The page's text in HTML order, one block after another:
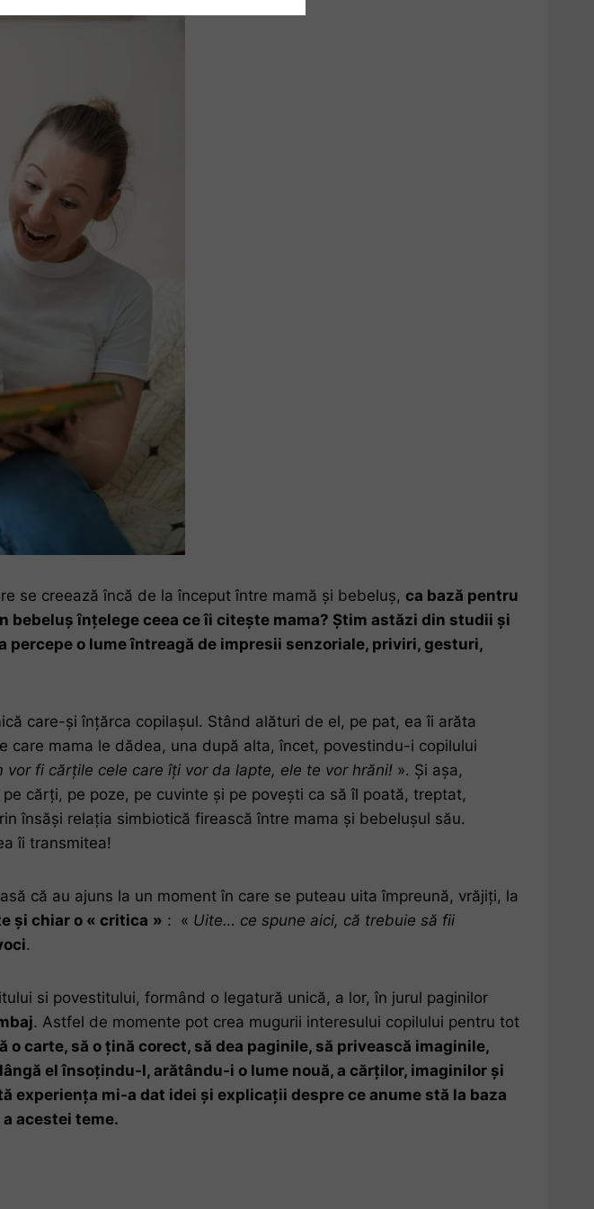
se creează încă de la început între mamă și bebeluș, ca bază pentru
înțelege ceea ce îi citește mama? Știm astăzi din studii și
o lume întreagă de impresii senzoriale, priviri, gesturi,
care-și înțărca copilașul. Stând alături de el, pe pat, ea îi arăta
care mama le dădea, una după alta, încet, povestindu-i copilului
vor fi cărțile cele care îți vor da lapte, ele te vor hrăni! ». Și așa,
cărți, pe poze, pe cuvinte și pe povești ca să îl poată, treptat,
însăși relația simbiotică firească între mama și bebelușul său.
îi transmitea!
că au ajuns la un moment în care se puteau uita împreună, vrăjiți, la
și chiar o « critica » : « Uite… ce spune aici, că trebuie să fii
.
si povestitului, formând o legatură unică, a lor, în jurul paginilor
. Astfel de momente pot crea mugurii interesului copilului pentru tot
o carte, să o țină corect, să dea paginile, să privească imaginile,
el însoțindu-l, arătându-i o lume nouă, a cărților, imaginilor și
mi-a dat idei și explicații despre ce anume stă la baza
acestei teme.